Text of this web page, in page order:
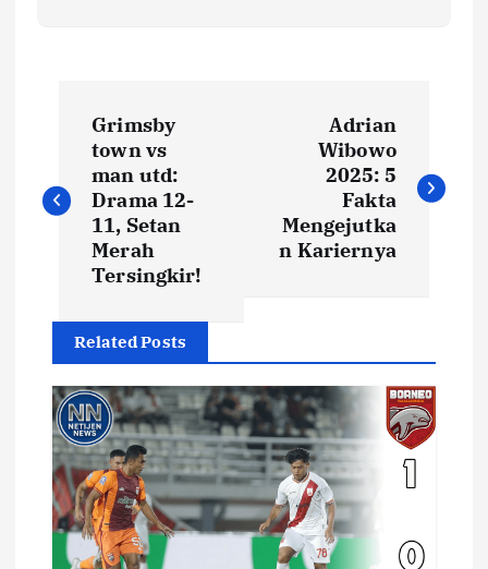
v
g
a
s
p
Grimsby
town vs
man utd:
Drama 12-
11, Setan
Merah
Tersingkir!
Adrian
Wibowo
2025: 5
Fakta
Mengejutka
n Kariernya
Related Posts